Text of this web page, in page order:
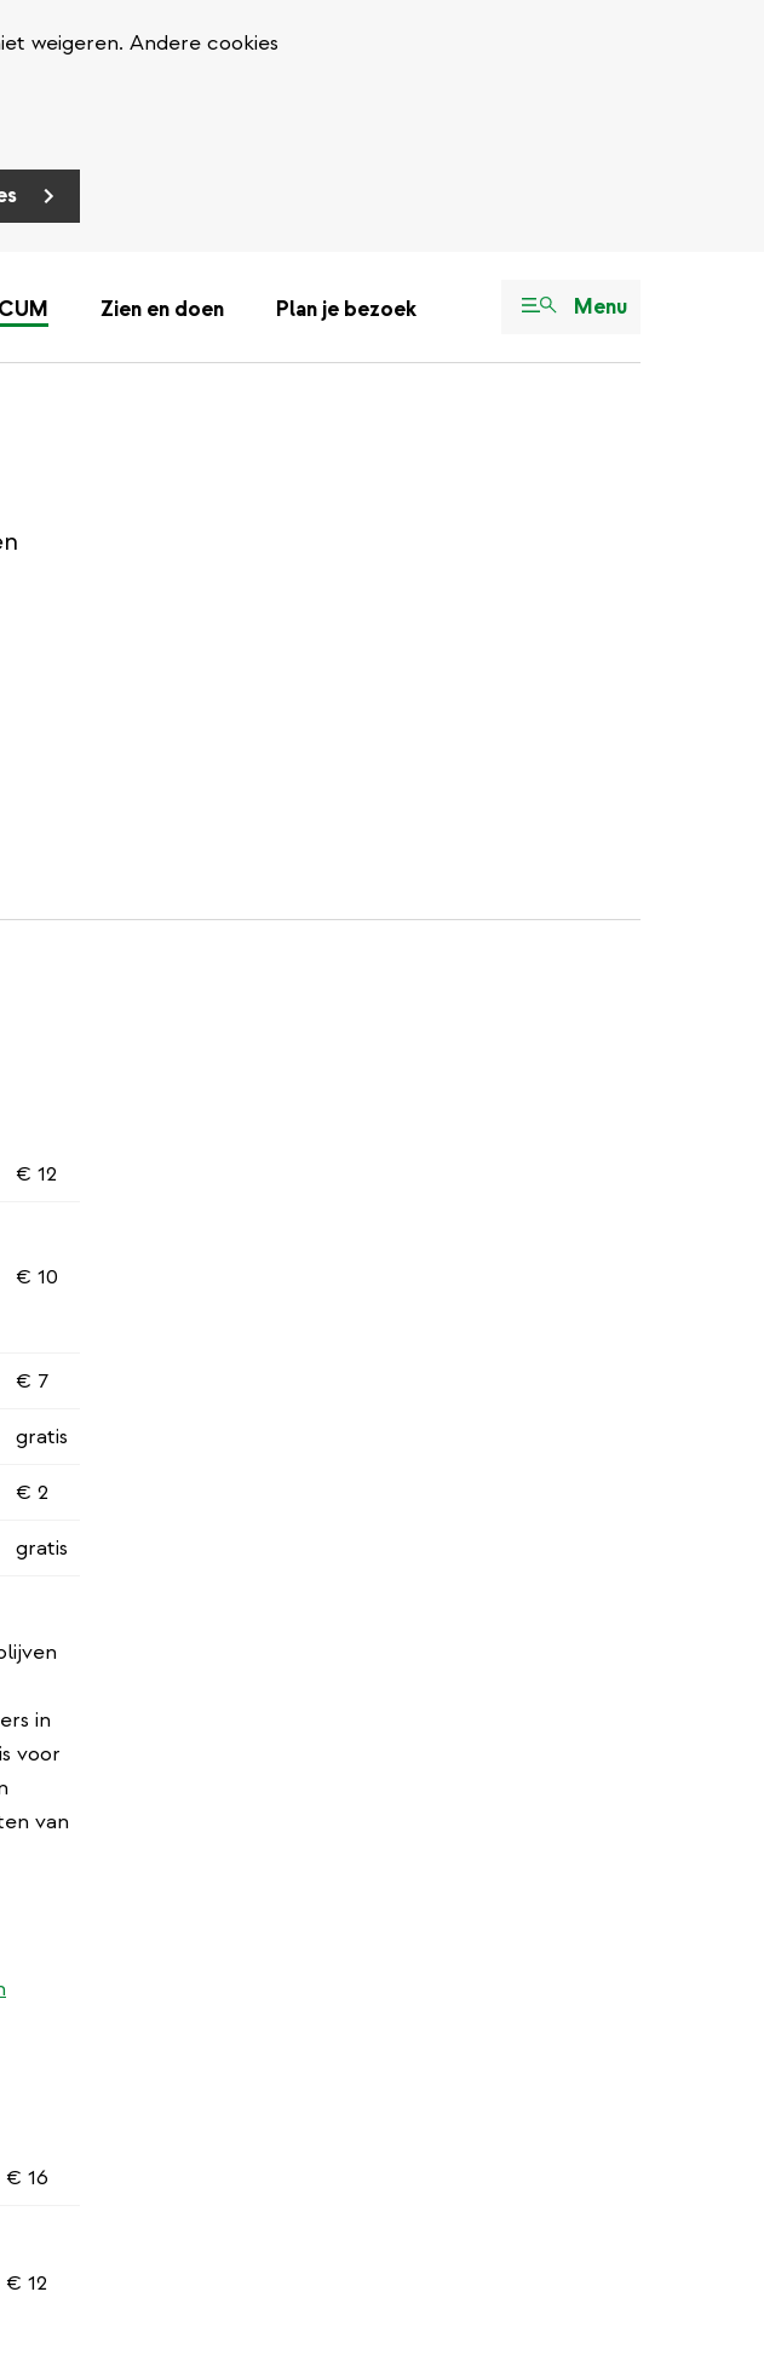
weigeren. Andere cookies
Zien en doen Plan je bezoek Menu
€ 12
€ 10
€ 7
gratis
€ 2
gratis
in
voor
van
€ 16
€ 12